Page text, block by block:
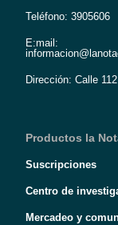
Teléfono: 3905606
E:mail:
Dirección: Calle
Productos la
Suscripciones
Centro de
Mercadeo y